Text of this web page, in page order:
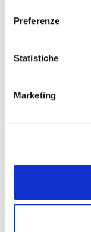
Preferenze
Statistiche
Marketing